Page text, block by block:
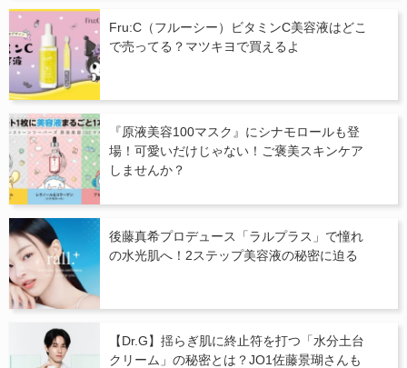
Fru:C（フルーシー）ビタミンC美容液はどこ
で売ってる？マツキヨで買えるよ
『原液美容100マスク』にシナモロールも登
場！可愛いだけじゃない！ご褒美スキンケア
しませんか？
後藤真希プロデュース「ラルプラス」で憧れ
の水光肌へ！2ステップ美容液の秘密に迫る
【Dr.G】揺らぎ肌に終止符を打つ「水分土台
クリーム」の秘密とは？JO1佐藤景瑚さんも